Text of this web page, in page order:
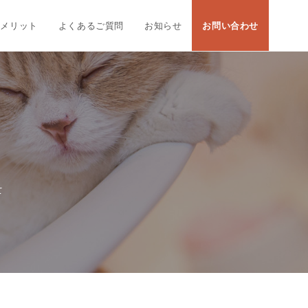
リット よくあるご質問 お知らせ お問い合わせ